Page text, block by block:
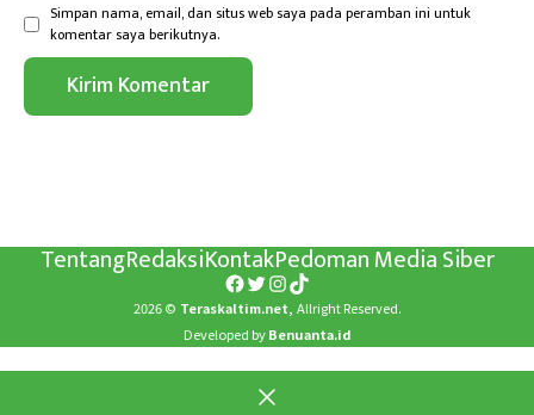
Simpan nama, email, dan situs web saya pada peramban ini untuk
komentar saya berikutnya.
TentangRedaksiKontakPedoman Media Siber
Facebook
Twitter
Instagram
TikTok
2026 © Teraskaltim.net, Allright Reserved.
Developed byBenuanta.id